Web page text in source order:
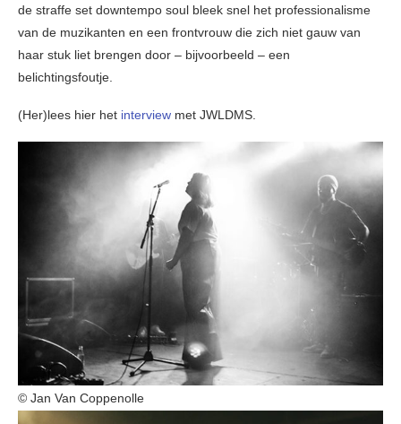
de straffe set downtempo soul bleek snel het professionalisme
van de muzikanten en een frontvrouw die zich niet gauw van
haar stuk liet brengen door – bijvoorbeeld – een
belichtingsfoutje.
(Her)lees hier het interview met JWLDMS.
© Jan Van Coppenolle